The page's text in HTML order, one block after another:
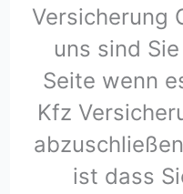
Versicherung
uns sind
Seite wenn
Kfz
ist dass